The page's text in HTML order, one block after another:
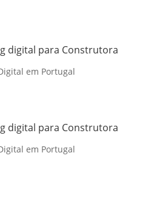
digital para Construtora
em Portugal
digital para Construtora
em Portugal